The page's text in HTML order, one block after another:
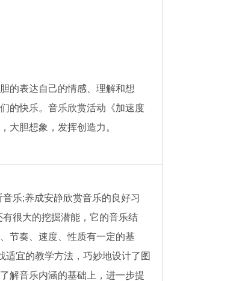
的表达自己的情感、理解和想
的快乐。音乐欣赏活动《加速度
大胆想象，发挥创造力。
乐;养成安静欣赏音乐的良好习
很大的挖掘潜能，它的音乐结
节奏、速度、性质有一定的基
宜的教学方法，巧妙地设计了图
解音乐内涵的基础上，进一步提